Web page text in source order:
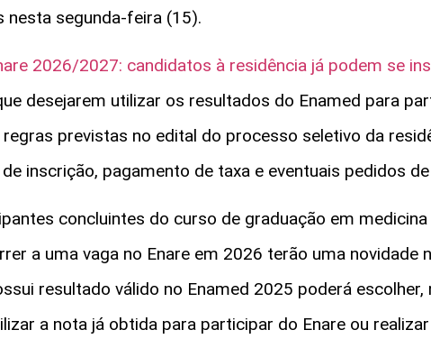
nesta segunda-feira (15).
2026/2027: candidatos à residência já podem se
desejarem utilizar os resultados do Enamed para
previstas no edital do processo seletivo da
inscrição, pagamento de taxa e eventuais pedidos
concluintes do curso de graduação em
a uma vaga no Enare em 2026 terão uma novidade
resultado válido no Enamed 2025 poderá
a nota já obtida para participar do Enare ou